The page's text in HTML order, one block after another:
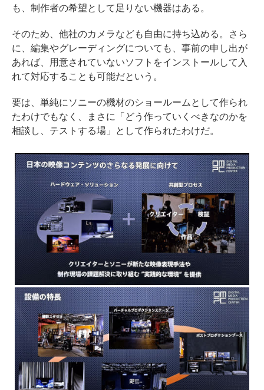
も、制作者の希望として足りない機器はある。
そのため、他社のカメラなども自由に持ち込める。さら
に、編集やグレーディングについても、事前の申し出が
あれば、用意されていないソフトをインストールして入
れて対応することも可能だという。
要は、単純にソニーの機材のショールームとして作られ
たわけでもなく、まさに「どう作っていくべきなのかを
相談し、テストする場」として作られたわけだ。